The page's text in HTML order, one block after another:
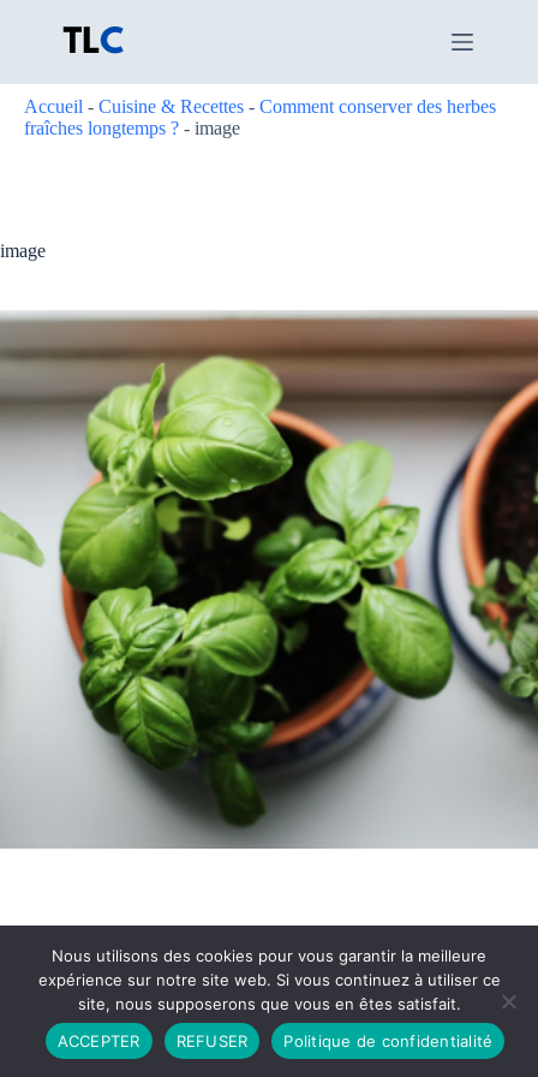
Accueil - Cuisine & Recettes - Comment conserver des herbes
fraîches longtemps ? - image
image
Partenariat Contact
Politique de Confidentialité
CGU
Copyright © 2026 - Propulsé par DIEUDUDIABLE
Nous utilisons des cookies pour vous garantir la meilleure
expérience sur notre site web. Si vous continuez à utiliser ce
site, nous supposerons que vous en êtes satisfait.
ACCEPTER
REFUSER Politique de confidentialité